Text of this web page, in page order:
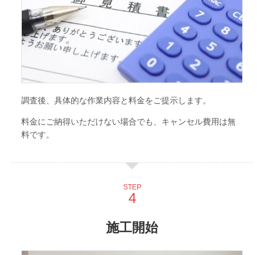
調査後、具体的な作業内容と料金をご提示します。
料金にご納得いただけない場合でも、キャンセル費用は無
料です。
STEP
施工開始